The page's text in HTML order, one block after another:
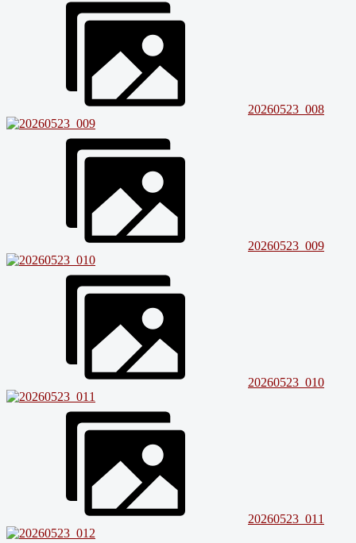
20260523_008
20260523_009
20260523_010
20260523_011